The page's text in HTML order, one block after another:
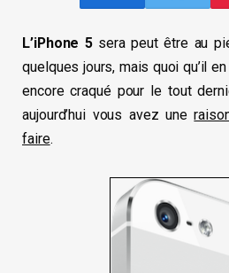
L’iPhone 5sera peut être au
quelques jours, mais quoi qu’il
encore craqué pour le tout
aujourd’hui vous avez une
faire.